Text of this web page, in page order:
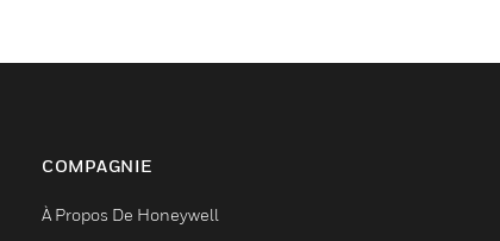
COMPAGNIE
À Propos De Honeywell